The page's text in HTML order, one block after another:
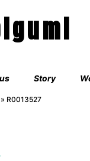
Story
» R0013527